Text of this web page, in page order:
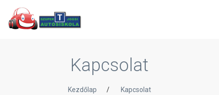
Kapcsolat
Kezdőlap / Kapcsolat